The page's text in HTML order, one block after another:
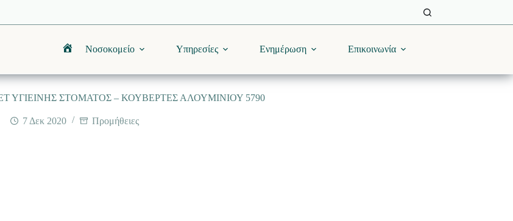
ΑρχικήΝοσοκομείο Υπηρεσίες Ενημέρωση Επικοινωνία
ΥΓΙΕΙΝΗΣ ΣΤΟΜΑΤΟΣ – ΚΟΥΒΕΡΤΕΣ ΑΛΟΥΜΙΝΙΟΥ 5790
7 Δεκ 2020 Προμήθειες